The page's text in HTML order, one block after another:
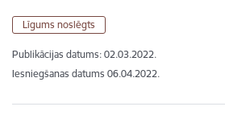
Līgums noslēgts
Publikācijas datums: 02.03.2022.
Iesniegšanas datums 06.04.2022.